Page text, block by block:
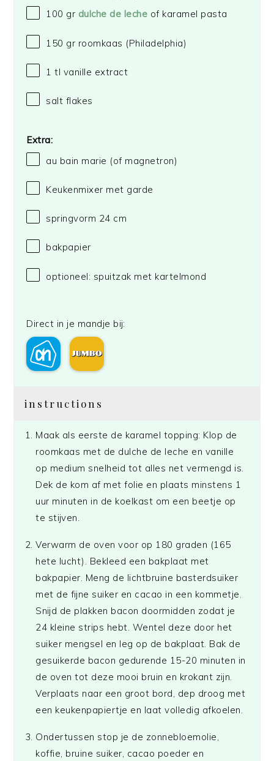
100 gr dulche de leche of karamel pasta
150 gr roomkaas (Philadelphia)
1 tl vanille extract
salt flakes
Extra:
au bain marie (of magnetron)
Keukenmixer met garde
springvorm 24 cm
bakpapier
optioneel: spuitzak met kartelmond
Direct in je mandje bij:
instructions
Maak als eerste de karamel topping: Klop de
roomkaas met de dulche de leche en vanille
op medium snelheid tot alles net vermengd is.
Dek de kom af met folie en plaats minstens 1
uur minuten in de koelkast om een beetje op
te stijven.
Verwarm de oven voor op 180 graden (165
hete lucht). Bekleed een bakplaat met
bakpapier. Meng de lichtbruine basterdsuiker
met de fijne suiker en cacao in een kommetje.
Snijd de plakken bacon doormidden zodat je
24 kleine strips hebt. Wentel deze door het
suiker mengsel en leg op de bakplaat. Bak de
gesuikerde bacon gedurende 15-20 minuten in
de oven tot deze mooi bruin en krokant zijn.
Verplaats naar een groot bord, dep droog met
een keukenpapiertje en laat volledig afkoelen.
Ondertussen stop je de zonnebloemolie,
koffie, bruine suiker, cacao poeder en